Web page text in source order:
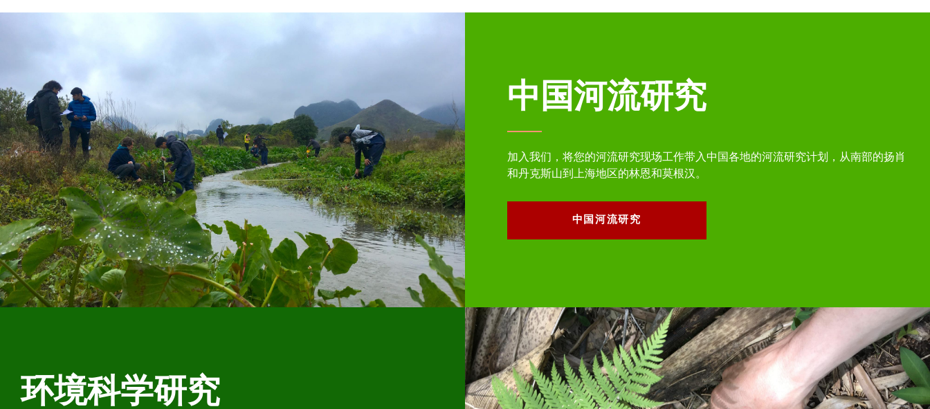
中国河流研究
加入我们，将您的河流研究现场工作带入中国各地的河流研究计划，从南部的扬肖
和丹克斯山到上海地区的林恩和莫根汉。
中国河流研究
环境科学研究